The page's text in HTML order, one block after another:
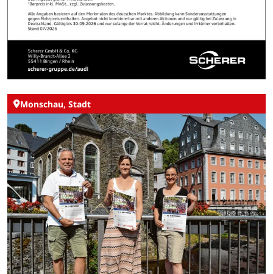
Monschau, Stadt